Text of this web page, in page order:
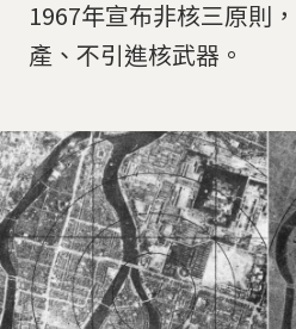
1967年宣布非核三原則
產、不引進核武器。